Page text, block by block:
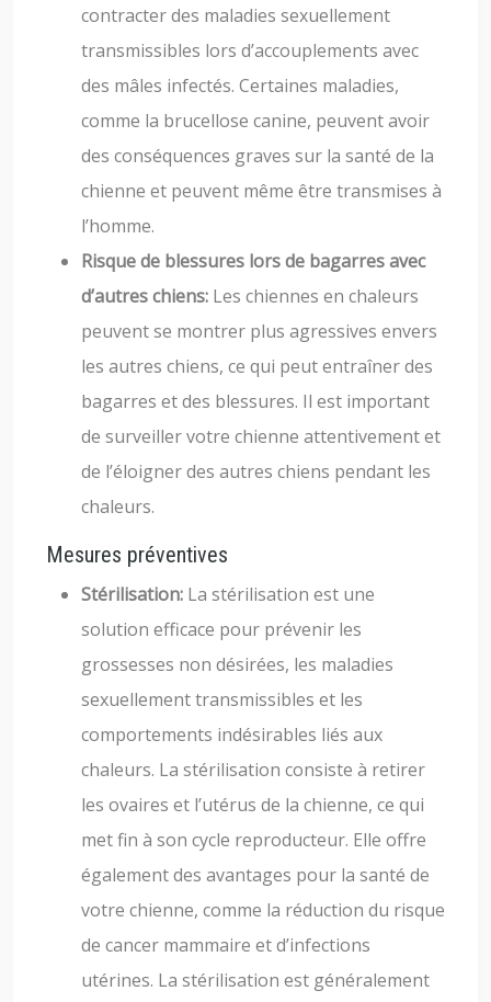
contracter des maladies sexuellement
transmissibles lors d’accouplements avec
des mâles infectés. Certaines maladies,
comme la brucellose canine, peuvent avoir
des conséquences graves sur la santé de la
chienne et peuvent même être transmises à
l’homme.
Risque de blessures lors de bagarres avec
d’autres chiens: Les chiennes en chaleurs
peuvent se montrer plus agressives envers
les autres chiens, ce qui peut entraîner des
bagarres et des blessures. Il est important
de surveiller votre chienne attentivement et
de l’éloigner des autres chiens pendant les
chaleurs.
Mesures préventives
Stérilisation: La stérilisation est une
solution efficace pour prévenir les
grossesses non désirées, les maladies
sexuellement transmissibles et les
comportements indésirables liés aux
chaleurs. La stérilisation consiste à retirer
les ovaires et l’utérus de la chienne, ce qui
met fin à son cycle reproducteur. Elle offre
également des avantages pour la santé de
votre chienne, comme la réduction du risque
de cancer mammaire et d’infections
utérines. La stérilisation est généralement